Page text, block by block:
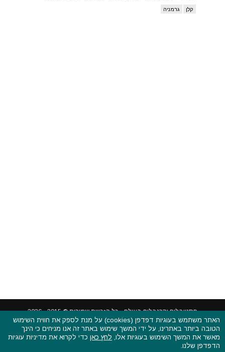
קלן גרמניה
פסטיבלים וקרנבלים בעולם - כל הזכויות שמורות © 2015 - 2026
בשותפות עםCarniFest Online
ראשי
הצהרת נגישות אודות תקנון האתר ותנאי שימוש
הטובה ביותר באתרינו, על ידי המשך שימוש באתר זה אנו מניחים כי הינך
מאשר את המשך השימוש בעוגיות אלו,לחץ כאןכדי לקרוא את מדיניות עוגיות
הדפדפן שלנו.